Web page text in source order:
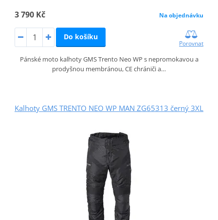
3 790 Kč Na objednávku
Do košíku
Porovnat
Pánské moto kalhoty GMS Trento Neo WP s nepromokavou a
prodyšnou membránou, CE chrániči a…
Kalhoty GMS TRENTO NEO WP MAN ZG65313 černý 3XL